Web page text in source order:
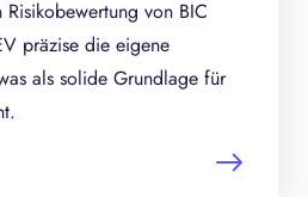
von BIC
präzise die eigene
als solide Grundlage für